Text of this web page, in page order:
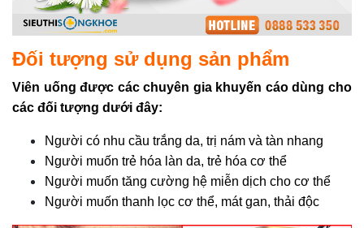
Đối tượng sử dụng sản phẩm
Viên uống được các chuyên gia khuyến cáo dùng cho
các đối tượng dưới đây:
Người có nhu cầu trắng da, trị nám và tàn nhang
Người muốn trẻ hóa làn da, trẻ hóa cơ thể
Người muốn tăng cường hệ miễn dịch cho cơ thể
Người muốn thanh lọc cơ thể, mát gan, thải độc